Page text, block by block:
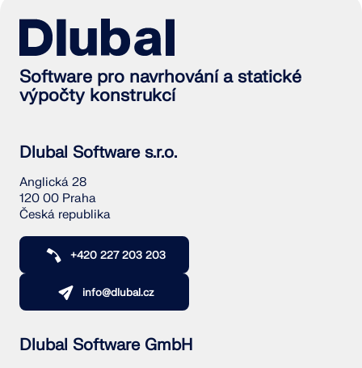
Software pro navrhování a statické
výpočty konstrukcí
Dlubal Software s.r.o.
Anglická 28
120 00 Praha
Česká republika
+420 227 203 203
info@dlubal.cz
Dlubal Software GmbH